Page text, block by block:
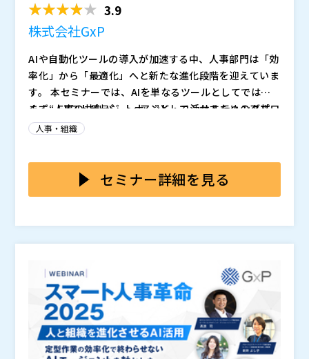
株式会社東京海上日動パートナーズTOKIO（
株式会社オービックビジネスコンサルタント（
株式会社オープンソース活用研究所（
マジセミ株式会社（）
※共催、協賛、協力、講演企業は将来的に追加、削除さ
れる可能性があります。
3.9
株式会社GxP
AIや自動化ツールの導入が加速する中、人事部門は「効
率化」から「最適化」へと新たな進化段階を迎えていま
す。 本セミナーでは、AIを単なるツールとしてではな
く、“人事の共創パートナー”として活かすためのアプロ
ーチを、EY・GxP・IBM の3社がそれぞれの視点から具
まず、EYストラテジー・アンド・コンサルティング株
式会社より、「AIの正しい役割をデザインする――業務効率
考え方を提示します。
ズDX推進企業、GxP（グロースエクスパートナーズ株
式会社）が、自社でのAI導入事例「AI導入のリアル ―
て人事プロセス全体をAI起点でどう再設計したのか、実
践に基づくリアルな知見を共有します。 多くの企業がP
内展開に踏み出したGxPの取り組みは、スピード感ある
AIと人が協働する人事の姿を示すものです。
「AIエージェントの最新動向：IBM watsonx Orchest
rateとは」および「IBM人事部門の挑戦：AIエージェン
動向から、実際にIBM社内人事がAIエージェントを活用
し、どのように業務変革を進めているのか、その裏側を
明かします。
略設計に注力する。 “AIを使う人事”から“AIと共に進化
する人事”へ。 本セミナーでは、その実践知と未来像
を、最前線の3社が具体的にお届けします。
【登壇者】 EYストラテジー・アンド・コンサルティン
グ株式会社 ピープル・コンサルティング アソシエー
トパートナー 髙浪 司 氏
人事・組織
セミナー詳細を見る